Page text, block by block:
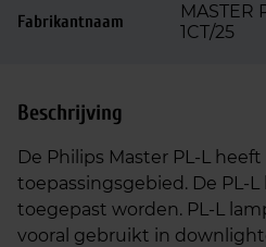
Fabrikantnaam
MASTER
1CT/25
Beschrijving
De Philips Master PL-L
toepassingsgebied. De PL-
toegepast worden. PL-L
vooral gebruikt in